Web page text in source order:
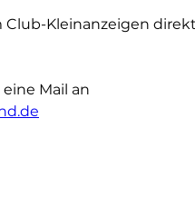
Club-Kleinanzeigen
Mail an